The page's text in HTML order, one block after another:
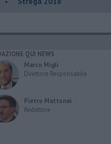
QUI NEWS
Marco Migli
Direttore Responsabile
Pietro Mattonai
Redattore